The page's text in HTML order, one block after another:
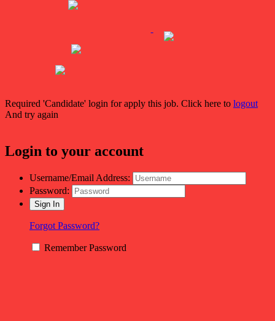
Required 'Candidate' login for apply this job. Click here to logout
And try again
Login to your account
Username/Email Address:
Password:
Forgot Password?
Remember Password